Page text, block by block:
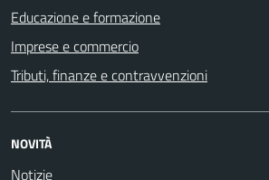
Educazione e formazione
Imprese e commercio
Tributi, finanze e contravvenzioni
NOVITÀ
Notizie